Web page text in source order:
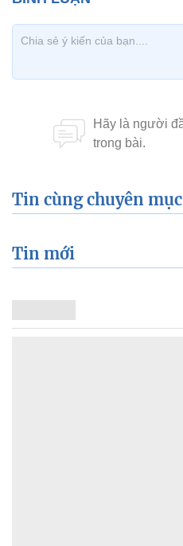
Tin cùng chuyên mục
Tin mới